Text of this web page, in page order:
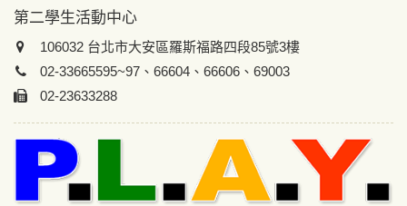
第二學生活動中心
106032 台北市大安區羅斯福路四段85號3樓
02-33665595~97、66604、66606、69003
02-23633288